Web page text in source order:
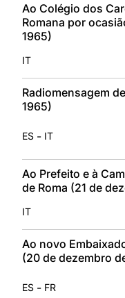
Ao Colégio dos
Romana por
1965)
IT
Radiomensagem
1965)
ES - IT
Ao Prefeito e à
de Roma (21 de
IT
Ao novo
(20 de dezembro
ES - FR